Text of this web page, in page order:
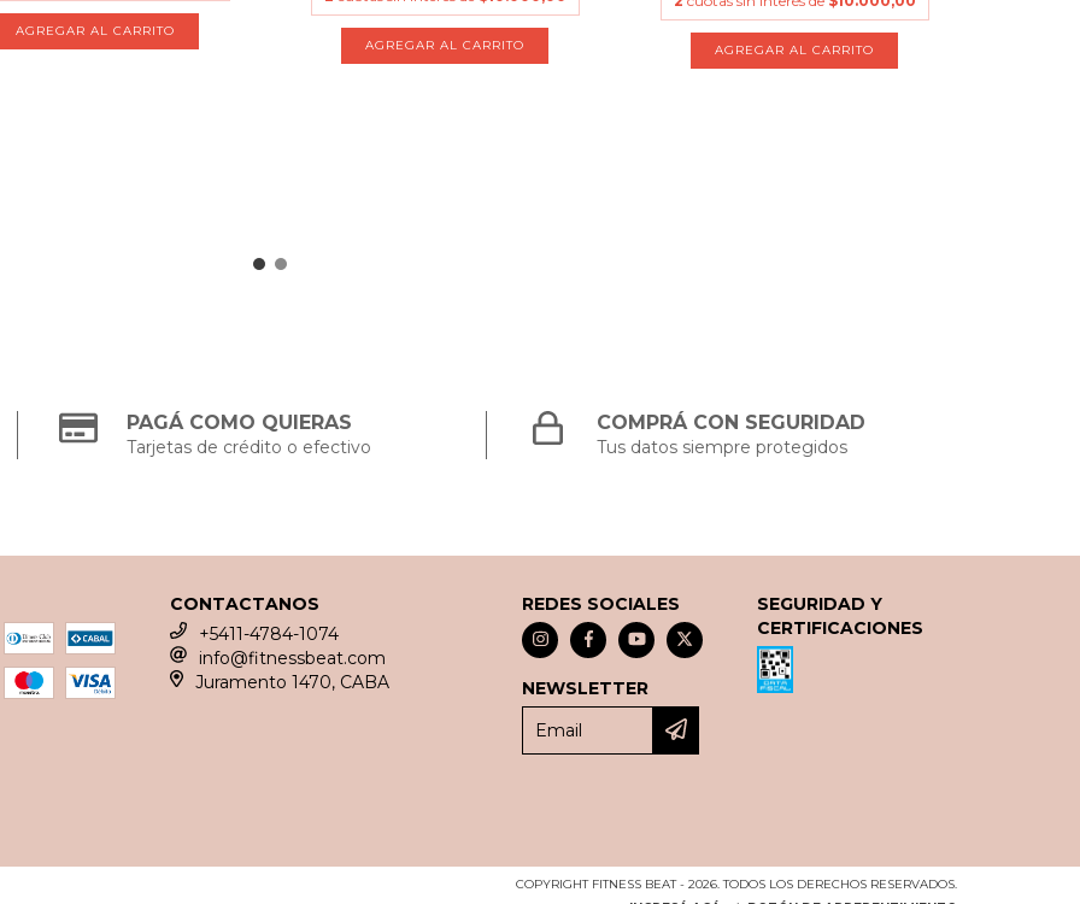
PAGÁ COMO QUIERAS
Tarjetas de crédito o efectivo
COMPRÁ CON SEGURIDAD
Tus datos siempre protegidos
CONTACTANOS
+5411-4784-1074
info@fitnessbeat.com
Juramento 1470, CABA
REDES SOCIALES
NEWSLETTER
SEGURIDAD Y
CERTIFICACIONES
COPYRIGHT FITNESS BEAT - 2026. TODOS LOS DERECHOS RESERVADOS.